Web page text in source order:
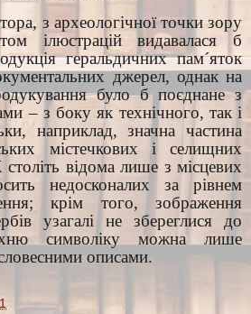
з археологічної точки зору
ілюстрацій видавалася б
геральдичних пам´яток
джерел, однак на
було б поєднане з
– з боку як технічного, так і
наприклад, значна частина
містечкових і селищних
відома лише з місцевих
недосконалих за рівнем
крім того, зображення
узагалі не збереглися до
символіку можна лише
описами.